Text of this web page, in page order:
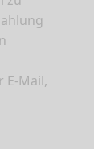
E-Mail,